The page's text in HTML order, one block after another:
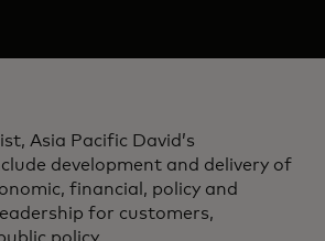
Asia Pacific David’s
development and delivery of
financial, policy and
for customers,